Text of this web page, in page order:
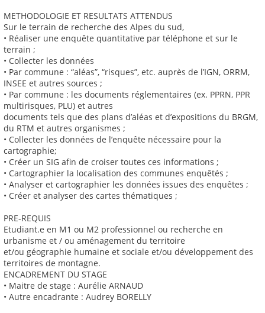
METHODOLOGIE ET RESULTATS ATTENDUS
Sur le terrain de recherche des Alpes du sud,
• Réaliser une enquête quantitative par téléphone et sur le
terrain ;
• Collecter les données
• Par commune : “aléas”, “risques”, etc. auprès de l’IGN, ORRM,
INSEE et autres sources ;
• Par commune : les documents réglementaires (ex. PPRN, PPR
multirisques, PLU) et autres
documents tels que des plans d’aléas et d’expositions du BRGM,
du RTM et autres organismes ;
• Collecter les données de l’enquête nécessaire pour la
cartographie;
• Créer un SIG afin de croiser toutes ces informations ;
• Cartographier la localisation des communes enquêtés ;
• Analyser et cartographier les données issues des enquêtes ;
• Créer et analyser des cartes thématiques ;
PRE-REQUIS
Etudiant.e en M1 ou M2 professionnel ou recherche en
urbanisme et / ou aménagement du territoire
et/ou géographie humaine et sociale et/ou développement des
territoires de montagne.
ENCADREMENT DU STAGE
• Maitre de stage : Aurélie ARNAUD
• Autre encadrante : Audrey BORELLY